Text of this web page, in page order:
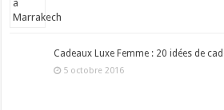
Cadeaux Luxe Femme : 20 idées de
5 octobre 2016